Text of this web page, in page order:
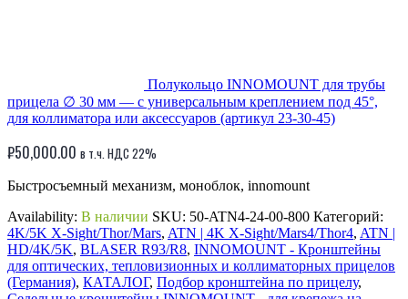
Полукольцо INNOMOUNT для трубы
прицела ∅ 30 мм — с универсальным креплением под 45°,
для коллиматора или аксессуаров (артикул 23-30-45)
₽50,000.00 в т.ч. НДС 22%
Быстросъемный механизм, моноблок, innomount
Availability: В наличии SKU: 50-ATN4-24-00-800 Категорий:
4K/5K X-Sight/Thor/Mars, ATN | 4K X-Sight/Mars4/Thor4, ATN |
HD/4K/5K, BLASER R93/R8, INNOMOUNT - Кронштейны
для оптических, тепловизионных и коллиматорных прицелов
(Германия), КАТАЛОГ, Подбор кронштейна по прицелу,